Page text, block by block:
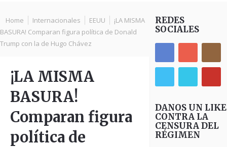
Home Internacionales EEUU
¡LA MISMA
BASURA! Comparan figura política de Donald
Trump con la de Hugo Chávez
¡LA MISMA
BASURA!
Comparan figura
política de
REDES
SOCIALES
DANOS UN LIKE
CONTRA LA
CENSURA DEL
RÉGIMEN